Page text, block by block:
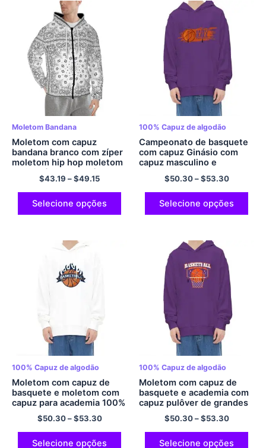
Moletom Bandana
Moletom com capuz
bandana branco com zíper
moletom hip hop moletom
confortável de poliéster
com bolso
$43.19 –$49.15
Selecione opções
100% Capuz de algodão
Campeonato de basquete
com capuz Ginásio com
capuz masculino e
feminino com capuz
esportivo 100% Capuz de
algodão multicolorido
$50.30–$53.30
Selecione opções
100% Capuz de algodão
Moletom com capuz de
basquete e moletom com
capuz para academia 100%
Moletom com capuz
confortável de algodão
para esportes com capuz
grande multicolorido
$50.30–$53.30
Selecione opções
100% Capuz de algodão
Moletom com capuz de
basquete e academia com
capuz pulôver de grandes
dimensões 100% Moletom
com capuz de algodão
aconchegante e
confortável para homens e
$50.30–$53.30
Selecione opções